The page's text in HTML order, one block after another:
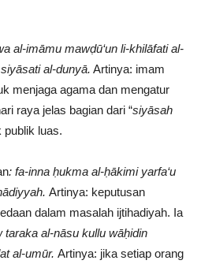
al-imāmu mawḍū‘un li-khilāfati al-
al-dunyā. Artinya: imam
menjaga agama dan mengatur
raya jelas bagian dari “siyāsah
publik luas.
: fa-inna ḥukma al-ḥākimi yarfa‘u
Artinya: keputusan
dalam masalah ijtihadiyah. Ia
taraka al-nāsu kullu wāḥidin
al-umūr. Artinya: jika setiap orang